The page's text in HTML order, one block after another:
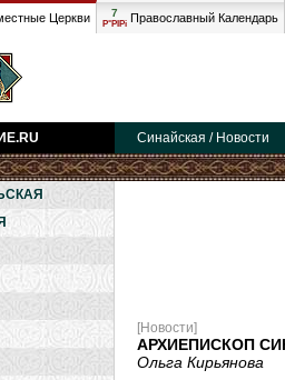
Церкви 7
Р°РІРі Православный Календарь
Синайская / Новости
[Новости]
АРХИЕПИСКОП
Ольга Кирьянова